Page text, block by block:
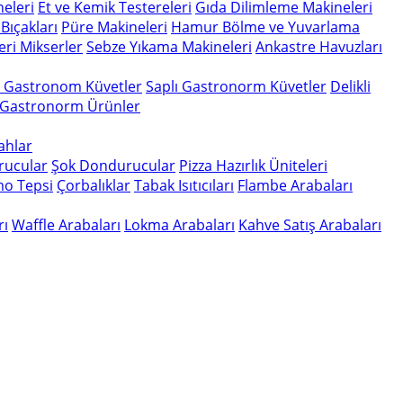
Et ve Kemik Testereleri Gıda Dilimleme Makineleri
Püre Makineleri Hamur Bölme ve Yuvarlama
MikserlerSebze Yıkama Makineleri Ankastre Havuzları
KüvetlerSaplı Gastronorm Küvetler Delikli
Ürünler
Şok Dondurucular Pizza Hazırlık Üniteleri
Tepsi ÇorbalıklarTabak Isıtıcıları Flambe Arabaları
Waffle Arabaları Lokma Arabaları Kahve Satış Arabaları